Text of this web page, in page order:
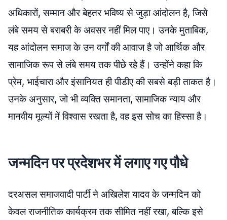
अधिकारों, सम्मान और बेहतर भविष्य से जुड़ा आंदोलन है, जिसे
लंबे समय से बराबरी के अवसर नहीं मिल पाए। उनके मुताबिक,
यह आंदोलन समाज के उन वर्गों की आवाज है जो आर्थिक और
सामाजिक रूप से लंबे समय तक पीछे रहे हैं। उन्होंने कहा कि
प्रेम, भाईचारा और इंसानियत ही पीडीए की सबसे बड़ी ताकत है।
उनके अनुसार, जो भी व्यक्ति समानता, सामाजिक न्याय और
मानवीय मूल्यों में विश्वास रखता है, वह इस सोच का हिस्सा है।
जन्मदिन पर प्रदेशभर में लगाए गए पौधे
दरअसल समाजवादी पार्टी ने अखिलेश यादव के जन्मदिन को
केवल राजनीतिक कार्यक्रम तक सीमित नहीं रखा, बल्कि इसे